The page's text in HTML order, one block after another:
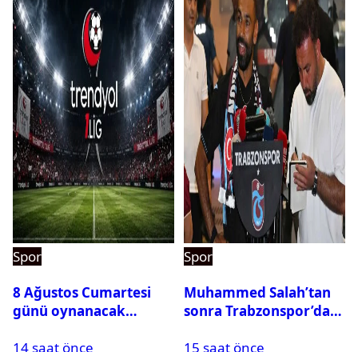
Spor
8 Ağustos Cumartesi
günü oynanacak
14 saat önce
Spor
Muhammed Salah’tan
sonra Trabzonspor’dan
15 saat önce